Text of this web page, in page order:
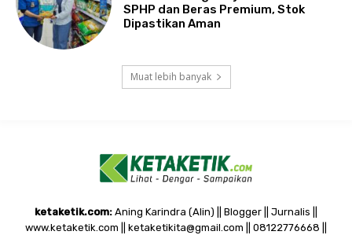
SPHP dan Beras Premium, Stok
Dipastikan Aman
Muat lebih banyak
ketaketik.com: Aning Karindra (Alin) || Blogger || Jurnalis ||
www.ketaketik.com || ketaketikita@gmail.com || 08122776668 ||